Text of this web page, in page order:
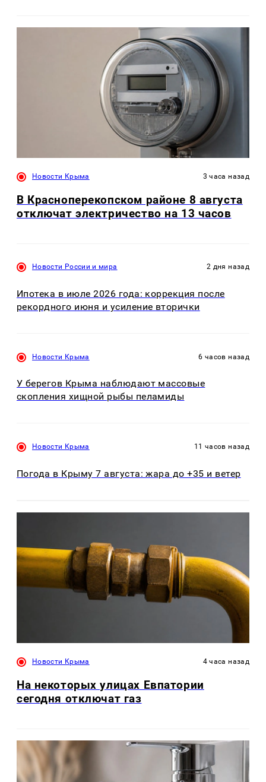
Новости Крыма 3 часа назад
В Красноперекопском районе 8 августа
отключат электричество на 13 часов
Новости России и мира 2 дня назад
Ипотека в июле 2026 года: коррекция после
рекордного июня и усиление вторички
Новости Крыма 6 часов назад
У берегов Крыма наблюдают массовые
скопления хищной рыбы пеламиды
Новости Крыма 11 часов назад
Погода в Крыму 7 августа: жара до +35 и ветер
Новости Крыма 4 часа назад
На некоторых улицах Евпатории
сегодня отключат газ